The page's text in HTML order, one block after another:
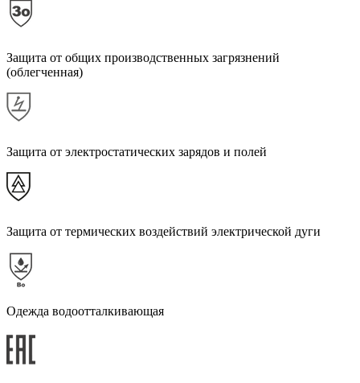
Защита от общих производственных загрязнений
(облегченная)
Защита от электростатических зарядов и полей
Защита от термических воздействий электрической дуги
Одежда водоотталкивающая